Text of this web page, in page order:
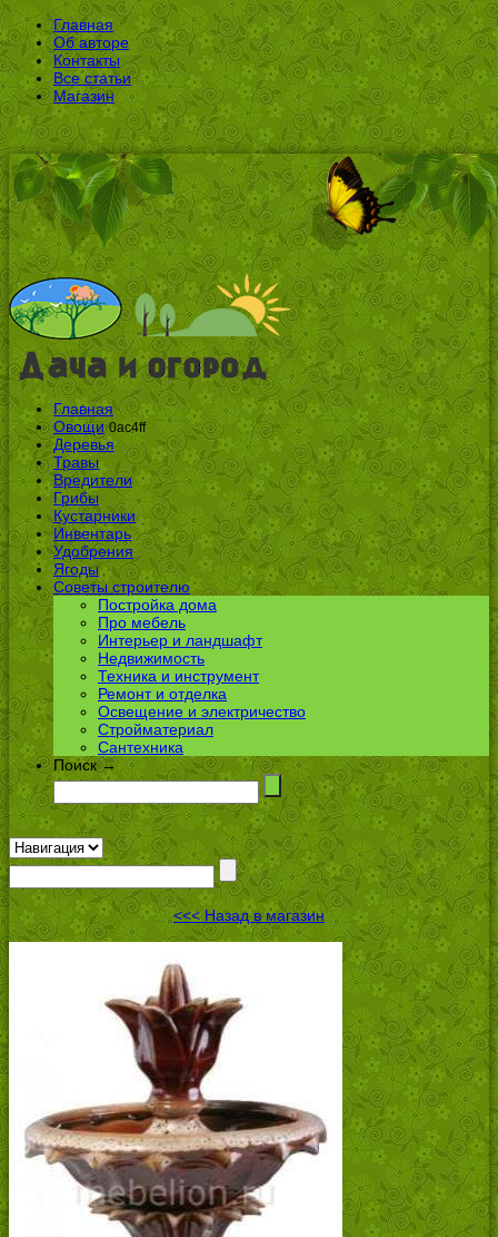
Главная
Об авторе
Контакты
Все статьи
Магазин
Главная
Овощи 0ac4ff
Деревья
Травы
Вредители
Грибы
Кустарники
Инвентарь
Удобрения
Ягоды
Советы строителю
Постройка дома
Про мебель
Интерьер и ландшафт
Недвижимость
Техника и инструмент
Ремонт и отделка
Освещение и электричество
Стройматериал
Сантехника
Поиск →
<<< Назад в магазин